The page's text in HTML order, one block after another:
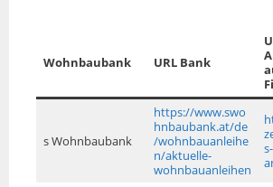
Wohnbaubank URL Bank
s Wohnbaubank
https://www.swo
hnbaubank.at/de
/wohnbauanleihe
n/aktuelle-
wohnbauanleihen